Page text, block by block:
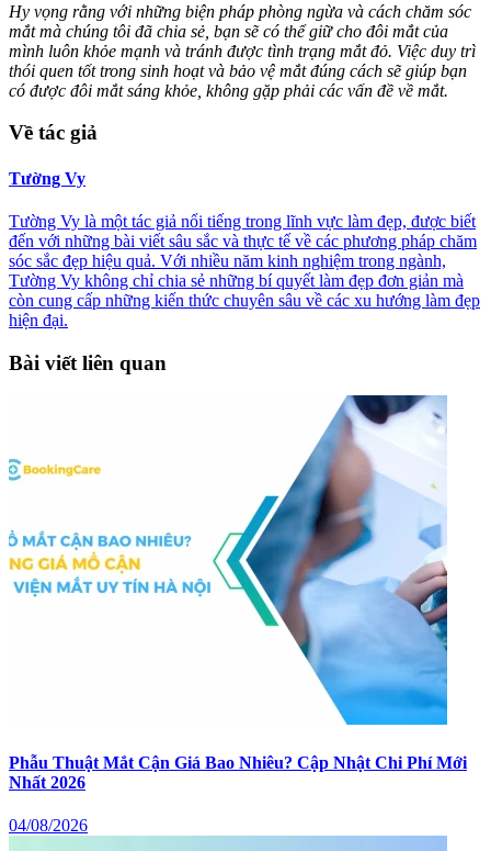
Hy vọng rằng với những biện pháp phòng ngừa và cách chăm sóc
mắt mà chúng tôi đã chia sẻ, bạn sẽ có thể giữ cho đôi mắt của
mình luôn khỏe mạnh và tránh được tình trạng mắt đỏ. Việc duy trì
thói quen tốt trong sinh hoạt và bảo vệ mắt đúng cách sẽ giúp bạn
có được đôi mắt sáng khỏe, không gặp phải các vấn đề về mắt.
Về tác giả
Tường Vy
Tường Vy là một tác giả nổi tiếng trong lĩnh vực làm đẹp, được biết
đến với những bài viết sâu sắc và thực tế về các phương pháp chăm
sóc sắc đẹp hiệu quả. Với nhiều năm kinh nghiệm trong ngành,
Tường Vy không chỉ chia sẻ những bí quyết làm đẹp đơn giản mà
còn cung cấp những kiến thức chuyên sâu về các xu hướng làm đẹp
hiện đại.
Bài viết liên quan
Phẫu Thuật Mắt Cận Giá Bao Nhiêu? Cập Nhật Chi Phí Mới
Nhất 2026
04/08/2026